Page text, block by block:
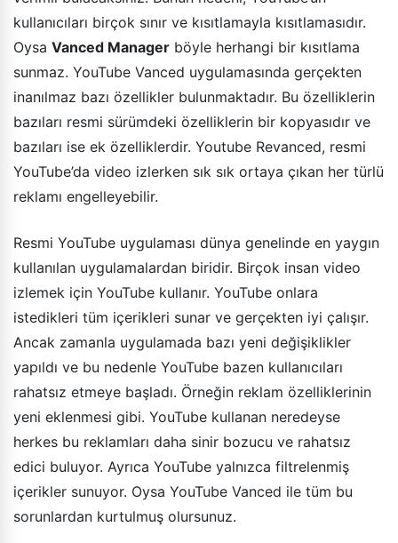
kullanıcıları birçok sınır ve kısıtlamayla kısıtlamasıdır.
Oysa Vanced Manager böyle herhangi bir kısıtlama
sunmaz. YouTube Vanced uygulamasında gerçekten
inanılmaz bazı özellikler bulunmaktadır. Bu özelliklerin
bazıları resmi sürümdeki özelliklerin bir kopyasıdır ve
bazıları ise ek özelliklerdir. Youtube Revanced, resmi
YouTube’da video izlerken sık sık ortaya çıkan her türlü
reklamı engelleyebilir.
Resmi YouTube uygulaması dünya genelinde en yaygın
kullanılan uygulamalardan biridir. Birçok insan video
izlemek için YouTube kullanır. YouTube onlara
istedikleri tüm içerikleri sunar ve gerçekten iyi çalışır.
Ancak zamanla uygulamada bazı yeni değişiklikler
yapıldı ve bu nedenle YouTube bazen kullanıcıları
rahatsız etmeye başladı. Örneğin reklam özelliklerinin
yeni eklenmesi gibi. YouTube kullanan neredeyse
herkes bu reklamları daha sinir bozucu ve rahatsız
edici buluyor. Ayrıca YouTube yalnızca filtrelenmiş
içerikler sunuyor. Oysa YouTube Vanced ile tüm bu
sorunlardan kurtulmuş olursunuz.